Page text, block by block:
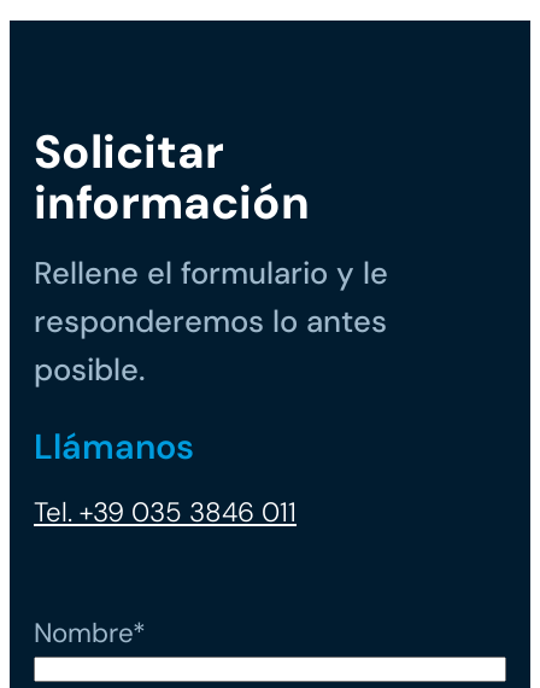
Solicitar
información
Rellene el formulario y le
responderemos lo antes
posible.
Llámanos
Tel. +39 035 3846 011
Nombre*